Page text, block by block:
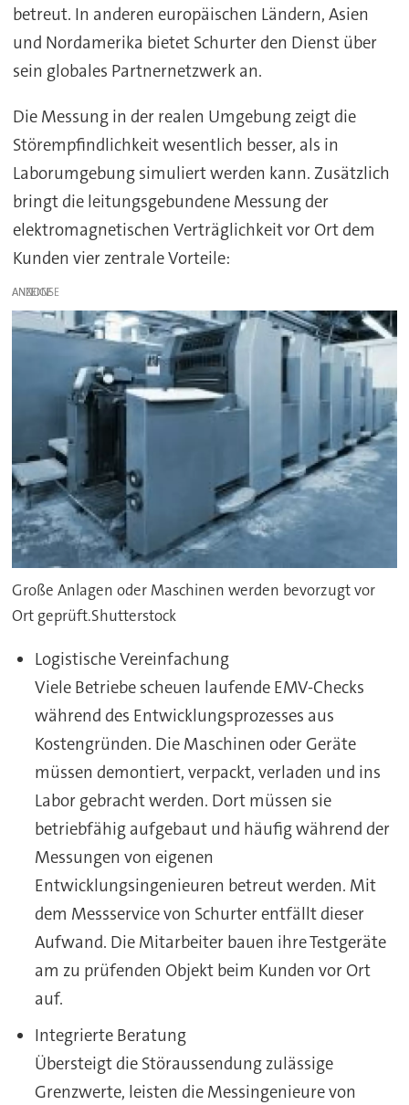
betreut. In anderen europäischen Ländern, Asien
und Nordamerika bietet Schurter den Dienst über
sein globales Partnernetzwerk an.
Die Messung in der realen Umgebung zeigt die
Störempfindlichkeit wesentlich besser, als in
Laborumgebung simuliert werden kann. Zusätzlich
bringt die leitungsgebundene Messung der
elektromagnetischen Verträglichkeit vor Ort dem
Kunden vier zentrale Vorteile:
ANZEIGE
Große Anlagen oder Maschinen werden bevorzugt vor
Ort geprüft.Shutterstock
Logistische Vereinfachung
Viele Betriebe scheuen laufende EMV-Checks
während des Entwicklungsprozesses aus
Kostengründen. Die Maschinen oder Geräte
müssen demontiert, verpackt, verladen und ins
Labor gebracht werden. Dort müssen sie
betriebfähig aufgebaut und häufig während der
Messungen von eigenen
Entwicklungsingenieuren betreut werden. Mit
dem Messservice von Schurter entfällt dieser
Aufwand. Die Mitarbeiter bauen ihre Testgeräte
am zu prüfenden Objekt beim Kunden vor Ort
auf.
Integrierte Beratung
Übersteigt die Störaussendung zulässige
Grenzwerte, leisten die Messingenieure von